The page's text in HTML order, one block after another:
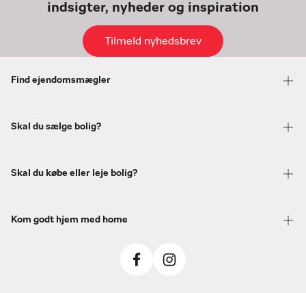
indsigter, nyheder og inspiration
Tilmeld nyhedsbrev
Find ejendomsmægler
Skal du sælge bolig?
Skal du købe eller leje bolig?
Kom godt hjem med home